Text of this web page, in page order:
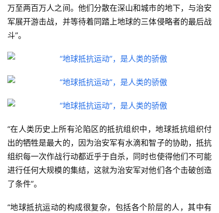
万至两百万人之间。他们分散在深山和城市的地下，与治安
军展开游击战，并等待着同踏上地球的三体侵略者的最后战
斗”。
“在人类历史上所有沦陷区的抵抗组织中，地球抵抗组织付
出的牺牲是最大的，因为治安军有水滴和智子的协助，抵抗
组织每一次作战行动都近乎于自杀，同时也使得他们不可能
进行任何大规模的集结，这就为治安军对他们各个击破创造
了条件”。
“地球抵抗运动的构成很复杂，包括各个阶层的人，其中有